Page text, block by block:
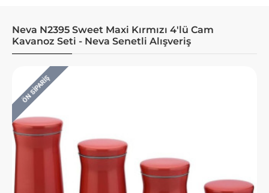
Neva N2395 Sweet Maxi Kırmızı 4'lü Cam
Kavanoz Seti - Neva Senetli Alışveriş
ÖN SIPARIŞ